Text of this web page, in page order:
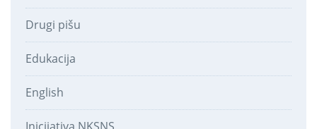
Drugi pišu
Edukacija
English